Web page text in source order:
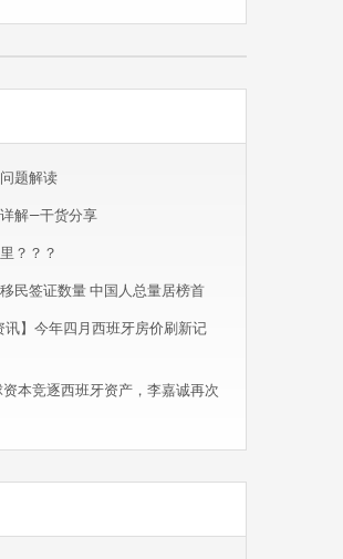
题解读
解—干货分享
？？？
民签证数量 中国人总量居榜首
讯】今年四月西班牙房价刷新记
资本竞逐西班牙资产，李嘉诚再次